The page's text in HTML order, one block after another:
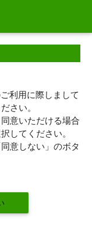
利用に際しまして
さい。
意いただける場合
してください。
意しない」のボタ